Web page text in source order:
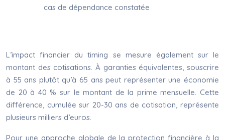
cas de dépendance constatée
L’impact financier du timing se mesure également sur le
montant des cotisations. À garanties équivalentes, souscrire
à 55 ans plutôt qu’à 65 ans peut représenter une économie
de 20 à 40 % sur le montant de la prime mensuelle. Cette
différence, cumulée sur 20-30 ans de cotisation, représente
plusieurs milliers d’euros.
Pour une approche globale de la protection financière à la